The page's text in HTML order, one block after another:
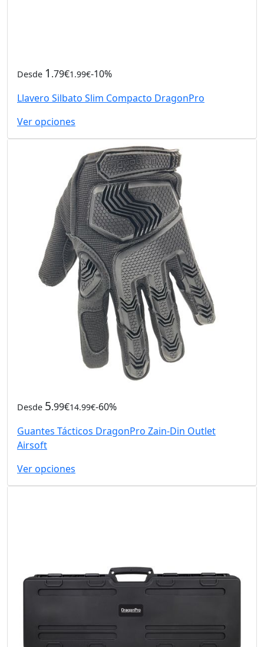
Desde 1 .79€1.99€-10%
Llavero Silbato Slim Compacto DragonPro
Ver opciones
Desde 5.99€14.99€-60%
Guantes Tácticos DragonPro Zain-Din Outlet
Airsoft
Ver opciones